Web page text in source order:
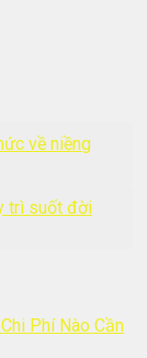
về niềng
trì suốt đời